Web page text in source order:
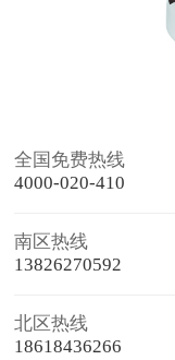
全国免费热线
4000-020-410
南区热线
13826270592
北区热线
18618436266